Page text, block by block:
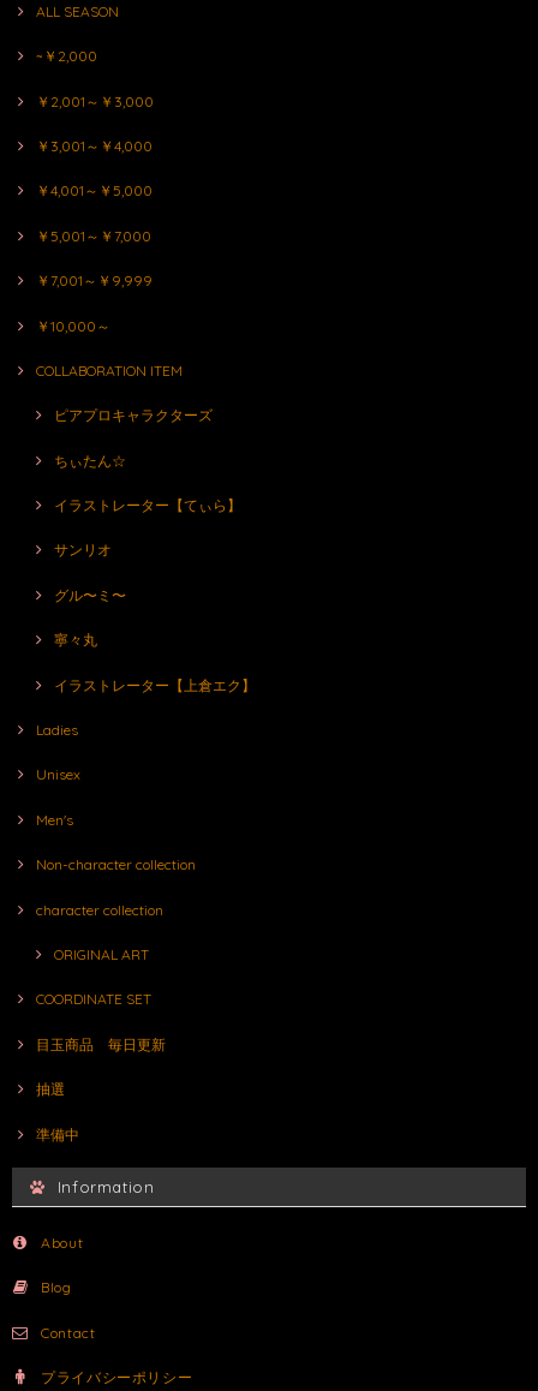
ALL SEASON
~￥2,000
￥2,001～￥3,000
￥3,001～￥4,000
￥4,001～￥5,000
￥5,001～￥7,000
￥7,001～￥9,999
￥10,000～
COLLABORATION ITEM
ピアプロキャラクターズ
ちぃたん☆
イラストレーター【てぃら】
サンリオ
グル〜ミ〜
寧々丸
イラストレーター【上倉エク】
Ladies
Unisex
Men's
Non-character collection
character collection
ORIGINAL ART
COORDINATE SET
目玉商品 毎日更新
抽選
準備中
Information
About
Blog
Contact
プライバシーポリシー